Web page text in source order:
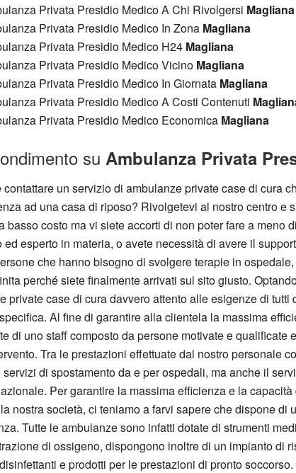
Privata Presidio Medico A Chi Rivolgersi Magliana
Privata Presidio Medico In Zona Magliana
Privata Presidio Medico H24 Magliana
Privata Presidio Medico Vicino Magliana
Privata Presidio Medico In Giornata Magliana
Privata Presidio Medico A Costi Contenuti
Privata Presidio Medico Economica Magliana
su Ambulanza Privata
contattare un servizio di ambulanze private case di cura
ad una casa di riposo? Rivolgetevi al nostro centro
basso costo ma vi siete accorti di non poter fare a
ed esperto in materia, o avete necessità di avere il
che hanno bisogno di svolgere terapie in
perché siete finalmente arrivati sul sito giusto.
private case di cura davvero attento alle esigenze di
Al fine di garantire alla clientela la massima
di uno staff composto da persone motivate e
Tra le prestazioni effettuate dal nostro personale
di spostamento da e per ospedali, ma anche il
Per garantire la massima efficienza e la
nostra società, ci teniamo a farvi sapere che dispone di
Tutte le ambulanze sono infatti dotate di strumenti
di ossigeno, dispongono inoltre di un impianto di
e prodotti per le prestazioni di pronto